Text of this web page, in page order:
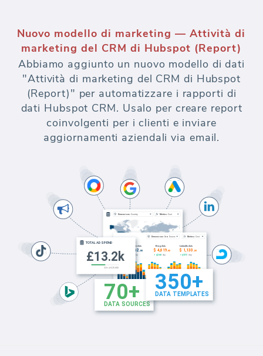
Nuovo modello di marketing — Attività di
marketing del CRM di Hubspot (Report)
Abbiamo aggiunto un nuovo modello di dati
"Attività di marketing del CRM di Hubspot
(Report)" per automatizzare i rapporti di
dati Hubspot CRM. Usalo per creare report
coinvolgenti per i clienti e inviare
aggiornamenti aziendali via email.